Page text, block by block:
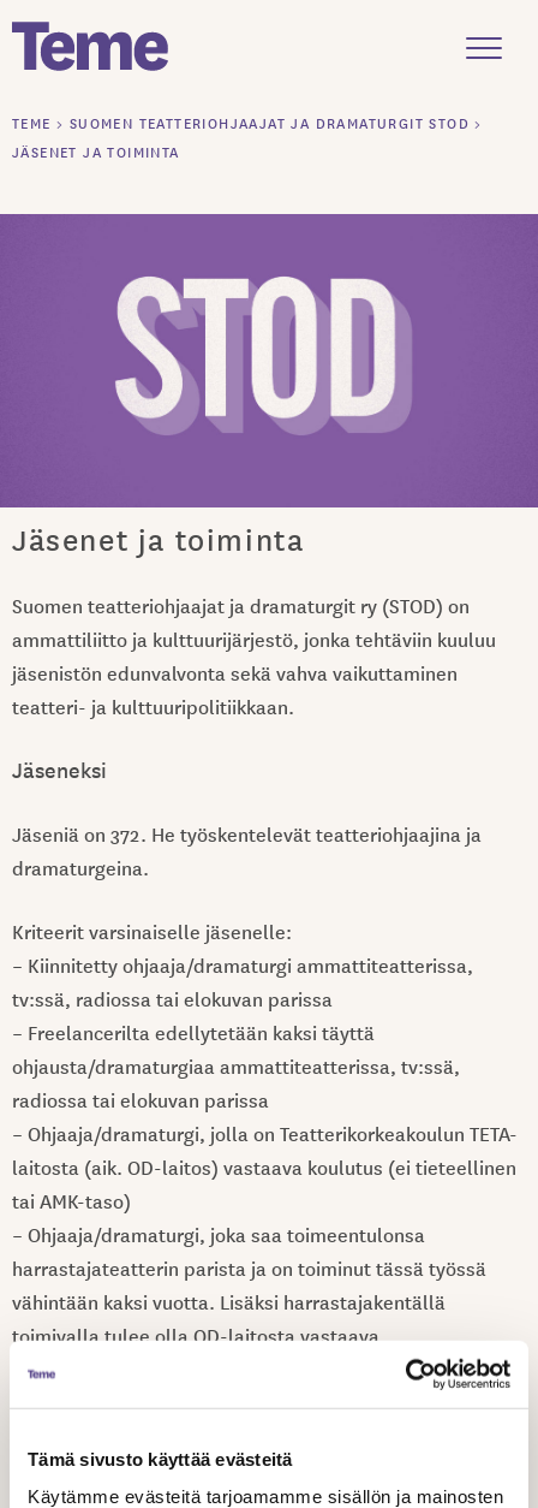
Tämä sivusto käyttää evästeitä
Käytämme evästeitä tarjoamamme sisällön ja mainosten
Siirry
sisältöön
TEME > SUOMEN TEATTERIOHJAAJAT JA DRAMATURGIT STOD >
JÄSENET JA TOIMINTA
Jäsenet ja toiminta
Suomen teatteriohjaajat ja dramaturgit ry (STOD) on
ammattiliitto ja kulttuurijärjestö, jonka tehtäviin kuuluu
jäsenistön edunvalvonta sekä vahva vaikuttaminen
teatteri- ja kulttuuripolitiikkaan.
Jäseneksi
Jäseniä on 372. He työskentelevät teatteriohjaajina ja
dramaturgeina.
Kriteerit varsinaiselle jäsenelle:
– Kiinnitetty ohjaaja/dramaturgi ammattiteatterissa,
tv:ssä, radiossa tai elokuvan parissa
– Freelancerilta edellytetään kaksi täyttä
ohjausta/dramaturgiaa ammattiteatterissa, tv:ssä,
radiossa tai elokuvan parissa
– Ohjaaja/dramaturgi, jolla on Teatterikorkeakoulun TETA-
laitosta (aik. OD-laitos) vastaava koulutus (ei tieteellinen
tai AMK-taso)
– Ohjaaja/dramaturgi, joka saa toimeentulonsa
harrastajateatterin parista ja on toiminut tässä työssä
vähintään kaksi vuotta. Lisäksi harrastajakentällä
toimivalla tulee olla OD-laitosta vastaava
taidekorkeakoulutus (ei tieteellinen tai AMK-taso)
– Ammattiteatterin taiteellisen johtaja, joka myös ohjaa
ohjaaja/dramaturgi